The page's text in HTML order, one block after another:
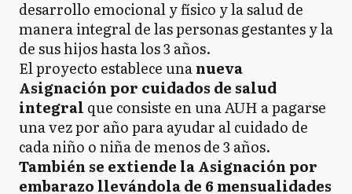
desarrollo emocional y físico y la salud de
manera integral de las personas gestantes y la
de sus hijos hasta los 3 años.
El proyecto establece unanueva
Asignación por cuidados de salud
integral que consiste en una AUH a pagarse
una vez por año para ayudar al cuidado de
cada niño o niña de menos de 3 años.
También se extiende la Asignación por
embarazo llevándola de 6 mensualidades